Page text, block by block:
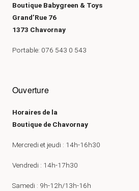
Boutique Babygreen & Toys
Grand’Rue 76
1373 Chavornay
Portable: 076 543 0 543
Ouverture
Horaires de la
Boutique de Chavornay
Mercredi et jeudi : 14h-16h30
Vendredi : 14h-17h30
Samedi : 9h-12h/13h-16h